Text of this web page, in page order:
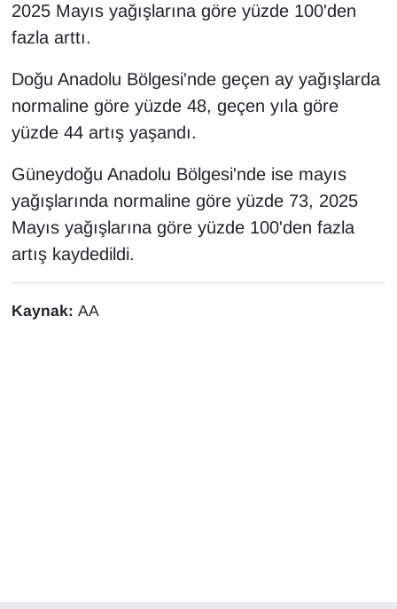
2025 Mayıs yağışlarına göre yüzde 100'den
fazla arttı.
Doğu Anadolu Bölgesi'nde geçen ay yağışlarda
normaline göre yüzde 48, geçen yıla göre
yüzde 44 artış yaşandı.
Güneydoğu Anadolu Bölgesi'nde ise mayıs
yağışlarında normaline göre yüzde 73, 2025
Mayıs yağışlarına göre yüzde 100'den fazla
artış kaydedildi.
Kaynak: AA